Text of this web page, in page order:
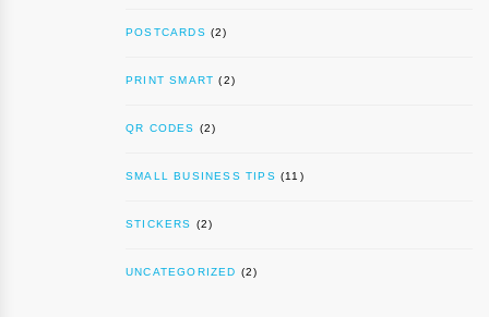
POSTCARDS (2)
PRINT SMART (2)
QR CODES (2)
SMALL BUSINESS TIPS (11)
STICKERS (2)
UNCATEGORIZED (2)